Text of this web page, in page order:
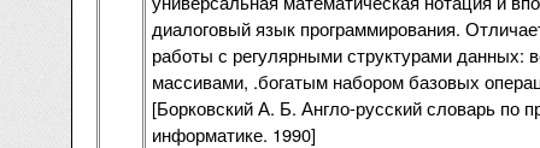
диалоговый язык программирования.
работы с регулярными структурами данных:
массивами, .богатым набором базовых
[Борковский А. Б. Англо-русский словарь по
информатике. 1990]